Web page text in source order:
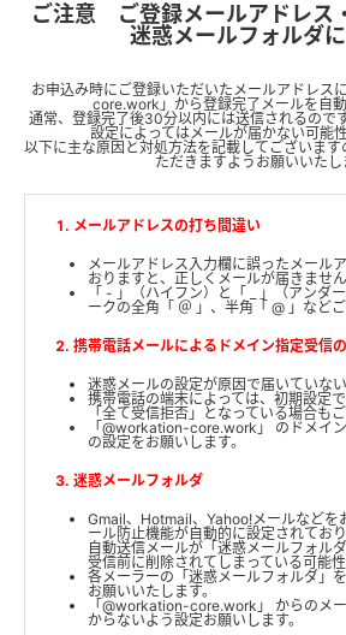
ご注意 ご登録メールアドレス
迷惑メールフォルダ
お申込み時にご登録いただいたメールアドレス
core.work」から登録完了メールを自動
通常、登録完了後30分以内には送信されるので
設定によってはメールが届かない可能
以下に主な原因と対処方法を記載してございま
ただきますようお願いいたし
メールアドレスの打ち間違い
メールアドレス入力欄に誤ったメール
おりますと、正しくメールが届きません
「 - 」（ハイフン）と「 _ 」（アンダ
ークの全角「 ＠ 」、半角「 @ 」などご
携帯電話メールによるドメイン指定受信
迷惑メールの設定が原因で届いていない
携帯電話の端末によっては、初期設定
「全て受信拒否」となっている場合もご
「@workation-core.work」 のドメイ
の設定をお願いします。
迷惑メールフォルダ
Gmail、Hotmail、Yahoo!メールなどを
ール防止機能が自動的に設定されており
自動送信メールが「迷惑メールフォル
受信前に削除されてしまっている可能性
各メーラーの「迷惑メールフォルダ」
お願いいたします。
「@workation-core.work」 からのメ
からないよう設定お願いします。